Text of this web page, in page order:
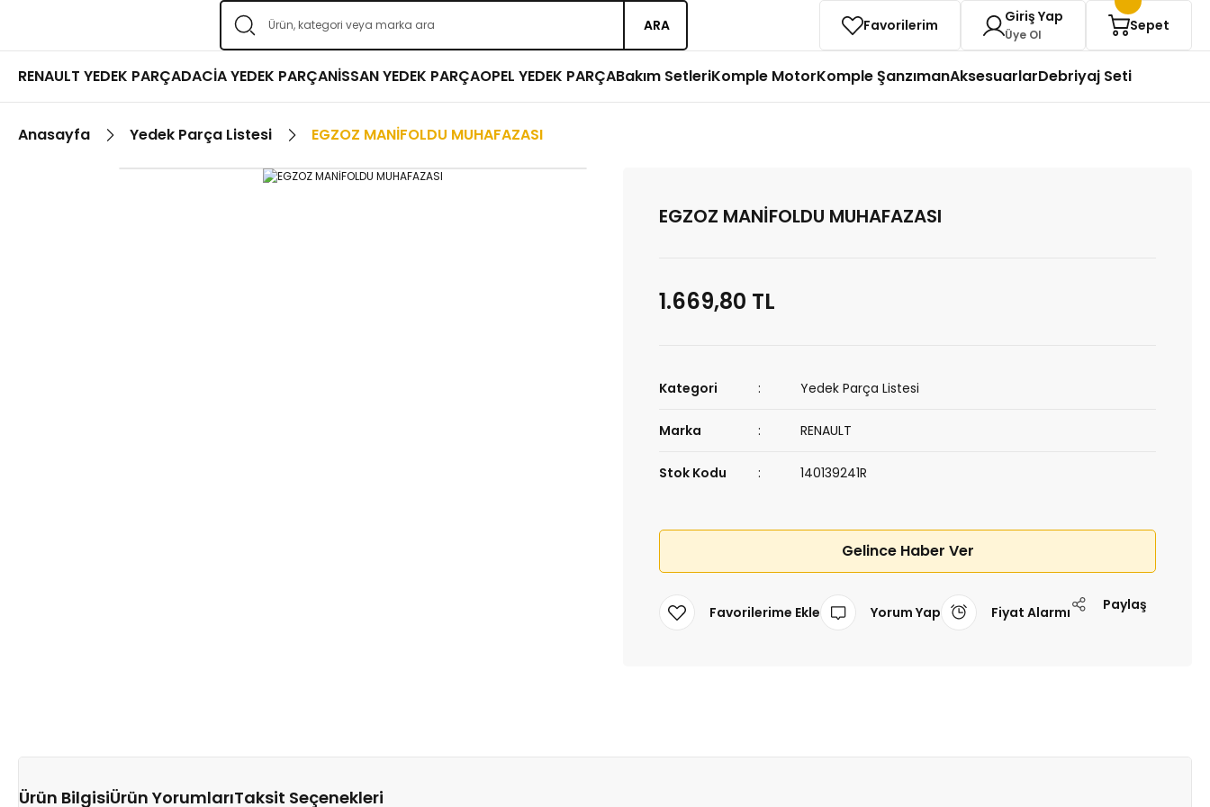
ARA Favorilerim Giriş Yap
Üye Ol
Sepet
RENAULT YEDEK PARÇADACİA YEDEK PARÇANİSSAN YEDEK PARÇAOPEL YEDEK PARÇABakım SetleriKomple MotorKomple ŞanzımanAksesuarlarDebriyaj Seti
Anasayfa Yedek Parça Listesi EGZOZ MANİFOLDU MUHAFAZASI
EGZOZ MANİFOLDU MUHAFAZASI
1.669,80 TL
Kategori Yedek Parça Listesi
Marka RENAULT
Stok Kodu 140139241R
Gelince Haber Ver
Yorum Yap Fiyat Alarmı Paylaş
Ürün BilgisiÜrün YorumlarıTaksit Seçenekleri